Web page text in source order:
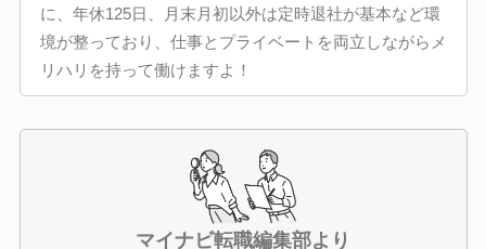
に、年休125日、月末月初以外は定時退社が基本など環
境が整っており、仕事とプライベートを両立しながらメ
リハリを持って働けますよ！
マイナビ転職編集部より